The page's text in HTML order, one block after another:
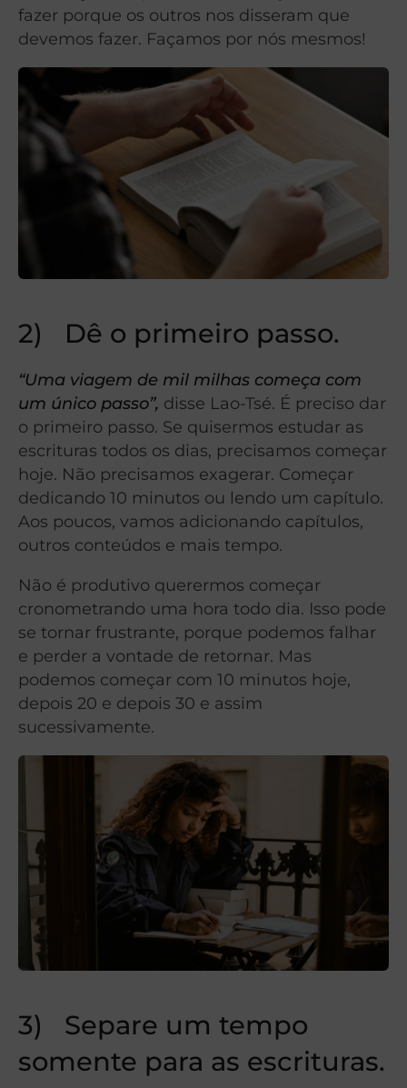
fazer porque os outros nos disseram que
devemos fazer. Façamos por nós mesmos!
2) Dê o primeiro passo.
“Uma viagem de mil milhas começa com
um único passo”, disse Lao-Tsé. É preciso dar
o primeiro passo. Se quisermos estudar as
escrituras todos os dias, precisamos começar
hoje. Não precisamos exagerar. Começar
dedicando 10 minutos ou lendo um capítulo.
Aos poucos, vamos adicionando capítulos,
outros conteúdos e mais tempo.
Não é produtivo querermos começar
cronometrando uma hora todo dia. Isso pode
se tornar frustrante, porque podemos falhar
e perder a vontade de retornar. Mas
podemos começar com 10 minutos hoje,
depois 20 e depois 30 e assim
sucessivamente.
3) Separe um tempo
somente para as escrituras.